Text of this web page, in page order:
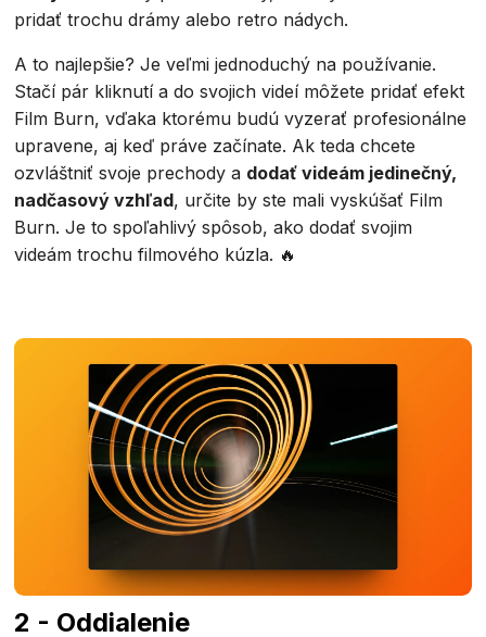
pridať trochu drámy alebo retro nádych.
A to najlepšie? Je veľmi jednoduchý na používanie.
Stačí pár kliknutí a do svojich videí môžete pridať efekt
Film Burn, vďaka ktorému budú vyzerať profesionálne
upravene, aj keď práve začínate. Ak teda chcete
ozvláštniť svoje prechody a dodať videám jedinečný,
nadčasový vzhľad, určite by ste mali vyskúšať Film
Burn. Je to spoľahlivý spôsob, ako dodať svojim
videám trochu filmového kúzla. 🔥
2 - Oddialenie